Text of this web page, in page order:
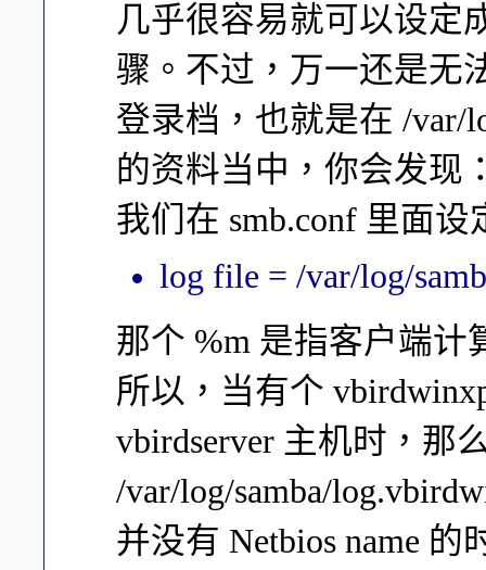
几乎很容易就可以设定
骤。不过，万一还是无
登录档，也就是在 /var/
的资料当中，你会发现
我们在 smb.conf 里面设
log file = /var/log/
那个 %m 是指客户端计
所以，当有个
vbirdserver 主机时，那
/var/log/samba/
并没有 Netbios name